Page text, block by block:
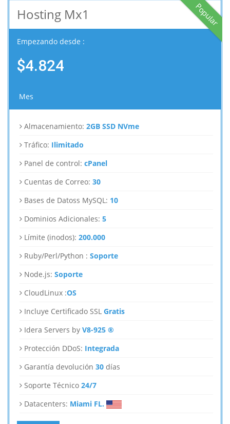
Hosting Mx1
Empezando desde :
$4.824
Mes
Almacenamiento: 2GB SSD NVme
Tráfico: Ilimitado
Panel de control: cPanel
Cuentas de Correo: 30
Bases de Datoss MySQL: 10
Dominios Adicionales: 5
Límite (inodos): 200.000
Ruby/Perl/Python : Soporte
Node.js: Soporte
CloudLinux :OS
Incluye Certificado SSL Gratis
Idera Servers by V8-925 ®
Protección DDoS: Integrada
Garantía devolución 30 días
Soporte Técnico 24/7
Datacenters: Miami FL.
Popular